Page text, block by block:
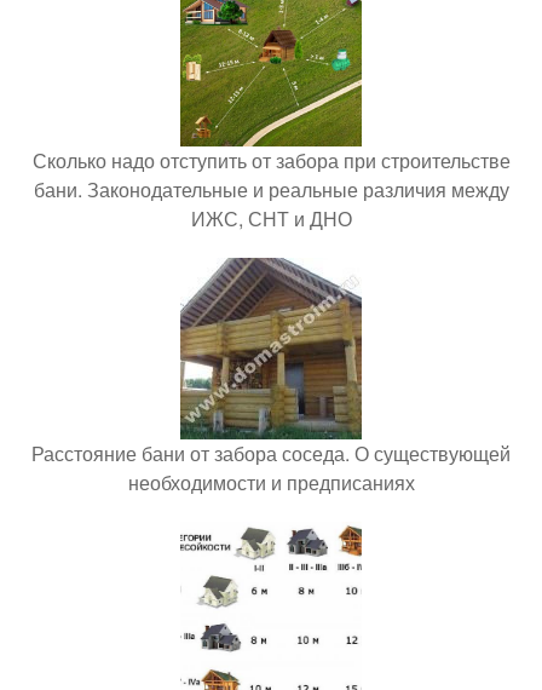
Сколько надо отступить от забора при строительстве
бани. Законодательные и реальные различия между
ИЖС, СНТ и ДНО
Расстояние бани от забора соседа. О существующей
необходимости и предписаниях